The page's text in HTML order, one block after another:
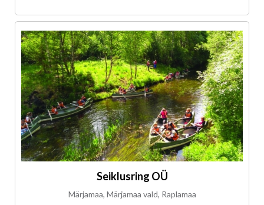
Seiklusring OÜ
Märjamaa, Märjamaa vald, Raplamaa